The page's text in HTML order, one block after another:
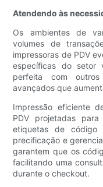
Atendendo às
Os ambientes de
volumes de
impressoras de PDV
específicas do setor
perfeita com
avançados que
Impressão eficiente
PDV projetadas
etiquetas de
precificação e
garantem que os
facilitando uma
durante o checkout.